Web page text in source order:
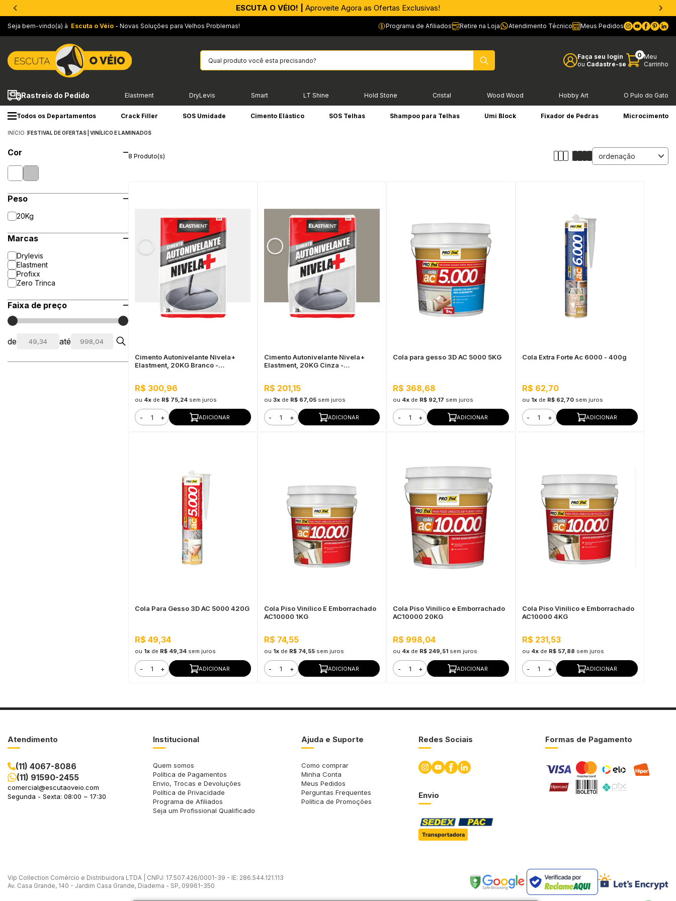
APROVEITE AGORA |PIX parcelado em até 4x sem Juros!*
ESCUTA O VÉIO! | Aproveite Agora as Ofertas Exclusivas!
Seja bem-vindo(a) à Escuta o Véio - Novas Soluções para Velhos Problemas! Programa de Afiliados Retire na Loja Atendimento Técnico Meus Pedidos
Faça seu login
ou Cadastre-se
0 Meu
Carrinho
Rastreio do Pedido Elastment DryLevis Smart LT Shine Hold Stone Cristal Wood Wood Hobby Art O Pulo do Gato
Todos os Departamentos Crack Filler SOS Umidade Cimento Elástico SOS Telhas Shampoo para Telhas Umi Block Fixador de Pedras Microcimento
INÍCIO FESTIVAL DE OFERTAS | VINÍLICO E LAMINADOS
Cor
Peso
20Kg
Marcas
Drylevis
Elastment
Profixx
Zero Trinca
Faixa de preço
de até
8 Produto(s)
Cimento Autonivelante Nivela+
Elastment, 20KG Branco -
R$ 300,96
ou 4x de R$ 75,24 sem juros
- + ADICIONAR
Cimento Autonivelante Nivela+
Elastment, 20KG Cinza -
R$ 201,15
ou 3xde R$ 67,05 sem juros
- + ADICIONAR
Cola para gesso 3D AC 5000 5KG
R$ 368,68
ou 4x de R$ 92,17 sem juros
- + ADICIONAR
Cola Extra Forte Ac 6000 - 400g
R$ 62,70
ou 1xde R$ 62,70 sem juros
- + ADICIONAR
Cola Para Gesso 3D AC 5000 420G
R$ 49,34
ou 1x de R$ 49,34 sem juros
- + ADICIONAR
Cola Piso Vinílico E Emborrachado
AC10000 1KG
R$ 74,55
ou 1xde R$ 74,55 sem juros
- + ADICIONAR
Cola Piso Vinílico e Emborrachado
AC10000 20KG
R$ 998,04
ou 4x de R$ 249,51 sem juros
- + ADICIONAR
Cola Piso Vinílico e Emborrachado
AC10000 4KG
R$ 231,53
ou 4xde R$ 57,88 sem juros
- + ADICIONAR
Atendimento
(11) 4067-8086
(11) 91590-2455
comercial@escutaoveio.com
Segunda - Sexta: 08:00 ~ 17:30
Institucional
Quem somos
Política de Pagamentos
Envio, Trocas e Devoluções
Política de Privacidade
Programa de Afiliados
Seja um Profissional Qualificado
Ajuda e Suporte
Como comprar
Minha Conta
Meus Pedidos
Perguntas Frequentes
Política de Promoções
Redes Sociais
Envio
Formas de Pagamento
Vip Collection Comércio e Distribuidora LTDA | CNPJ: 17.507.426/0001-39 - IE: 286.544.121.113
Av. Casa Grande, 140 - Jardim Casa Grande, Diadema - SP, 09961-350